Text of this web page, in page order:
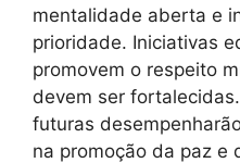
mentalidade aberta e
prioridade. Iniciativas
promovem o respeito
devem ser
futuras
na promoção da paz e